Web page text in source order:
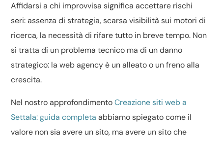
Affidarsi a chi improvvisa significa accettare rischi
seri: assenza di strategia, scarsa visibilità sui motori di
ricerca, la necessità di rifare tutto in breve tempo. Non
si tratta di un problema tecnico ma di un danno
strategico: la web agency è un alleato o un freno alla
crescita.
Nel nostro approfondimentoCreazione siti web a
Settala: guida completa abbiamo spiegato come il
valore non sia avere un sito, ma avere un sito che